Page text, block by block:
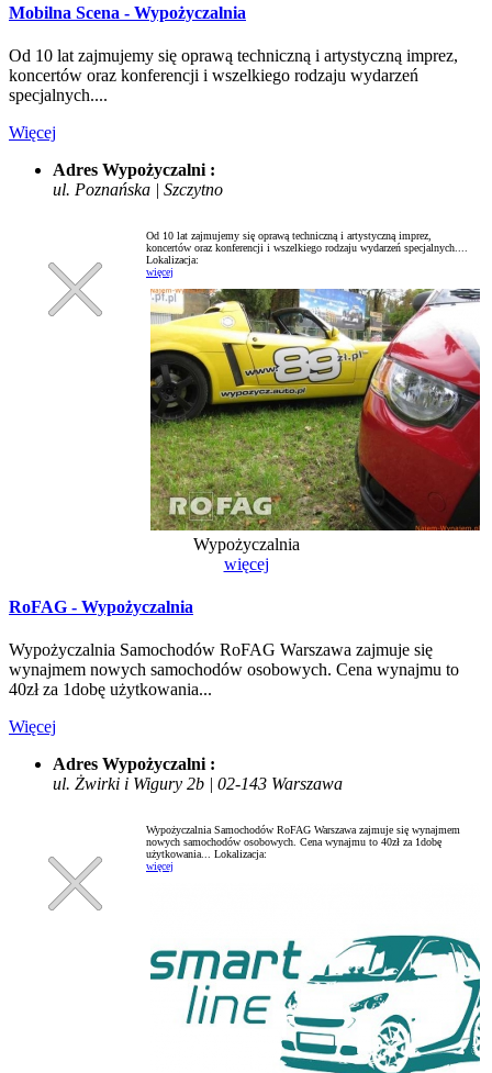
Mobilna Scena - Wypożyczalnia
Od 10 lat zajmujemy się oprawą techniczną i artystyczną imprez,
koncertów oraz konferencji i wszelkiego rodzaju wydarzeń
specjalnych....
Więcej
Adres Wypożyczalni :
ul. Poznańska | Szczytno
Od 10 lat zajmujemy się oprawą techniczną i artystyczną imprez,
koncertów oraz konferencji i wszelkiego rodzaju wydarzeń specjalnych....
Lokalizacja:
więcej
Wypożyczalnia
więcej
RoFAG - Wypożyczalnia
Wypożyczalnia Samochodów RoFAG Warszawa zajmuje się
wynajmem nowych samochodów osobowych. Cena wynajmu to
40zł za 1dobę użytkowania...
Więcej
Adres Wypożyczalni :
ul. Żwirki i Wigury 2b | 02-143 Warszawa
Wypożyczalnia Samochodów RoFAG Warszawa zajmuje się wynajmem
nowych samochodów osobowych. Cena wynajmu to 40zł za 1dobę
użytkowania... Lokalizacja:
więcej